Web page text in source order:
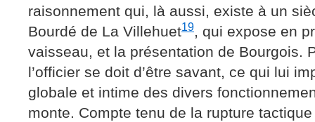
raisonnement qui, là aussi, existe à un
Bourdé de La Villehuet19, qui expose en
vaisseau, et la présentation de Bourgois.
l’officier se doit d’être savant, ce qui lui
globale et intime des divers
monte. Compte tenu de la rupture